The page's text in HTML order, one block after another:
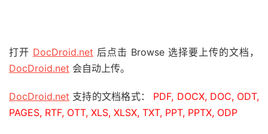
打开 DocDroid.net 后点击 Browse 选择要上传的文档，
DocDroid.net 会自动上传。
DocDroid.net 支持的文档格式：
PDF, DOCX, DOC, ODT,
PAGES, RTF, OTT, XLS, XLSX, TXT, PPT, PPTX, ODP